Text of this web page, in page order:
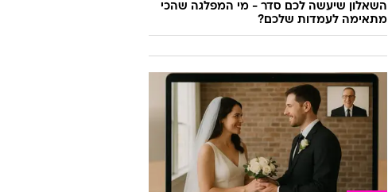
השאלון שיעשה לכם סדר - מי המפלגה שהכי
מתאימה לעמדות שלכם?